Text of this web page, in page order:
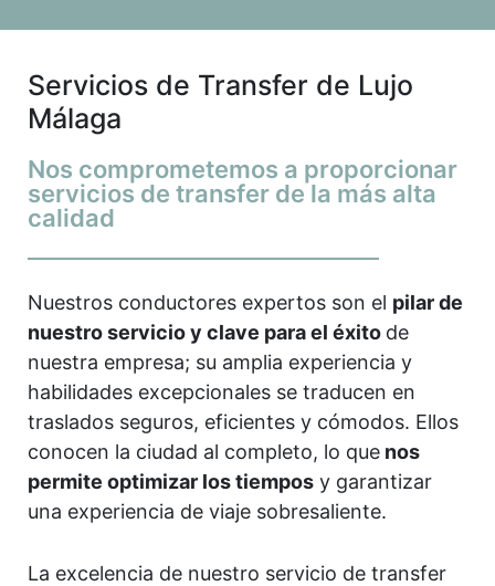
Servicios de Transfer de Lujo
Málaga
Nos comprometemos a proporcionar
servicios de transfer de la más alta
calidad
Nuestros conductores expertos son el pilar de
nuestro servicio y clave para el éxito de
nuestra empresa; su amplia experiencia y
habilidades excepcionales se traducen en
traslados seguros, eficientes y cómodos. Ellos
conocen la ciudad al completo, lo que nos
permite optimizar los tiempos y garantizar
una experiencia de viaje sobresaliente.
La excelencia de nuestro servicio de transfer